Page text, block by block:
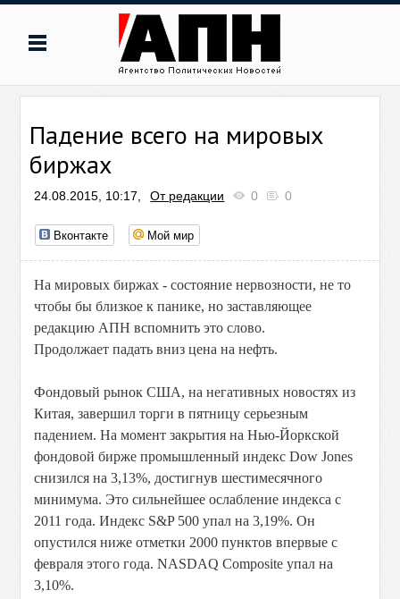
Падение всего на мировых
биржах
24.08.2015, 10:17, От редакции 0 0
Вконтакте Мой мир
На мировых биржах - состояние нервозности, не то
чтобы бы близкое к панике, но заставляющее
редакцию АПН вспомнить это слово.
Продолжает падать вниз цена на нефть.
Фондовый рынок США, на негативных новостях из
Китая, завершил торги в пятницу серьезным
падением. На момент закрытия на Нью-Йоркской
фондовой бирже промышленный индекс Dow Jones
снизился на 3,13%, достигнув шестимесячного
минимума. Это сильнейшее ослабление индекса с
2011 года. Индекс S&P 500 упал на 3,19%. Он
опустился ниже отметки 2000 пунктов впервые с
февраля этого года. NASDAQ Composite упал на
3,10%.